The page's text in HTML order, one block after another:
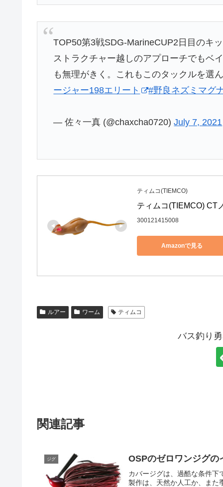
TOP50第3戦SDG-MarineCUP2日目のキ
ストラクチャー越しのアプローチでもベ
も無理がきく。これもこのタックルを選
ージャー198エリート
#野良ネズミマグ
— 佐々一真 (@chaxcha0720)July 7, 2021
ティムコ(TIEMCO)
ティムコ(TIEMCO) CT
300121415008
Amazonで見る
ルアー ワーム ティムコ
バス釣り
関連記事
ジグ OSPのゼロワンジグの
カバージグは、過酷な条件下
製作は、天然か人工か、また